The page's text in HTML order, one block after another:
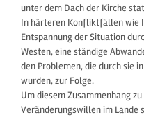
unter dem Dach der Kirche
In härteren Konfliktfällen wie
Entspannung der Situation
Westen, eine ständige
den Problemen, die durch sie
wurden, zur Folge.
Um diesem Zusammenhang
Veränderungswillen im Lande